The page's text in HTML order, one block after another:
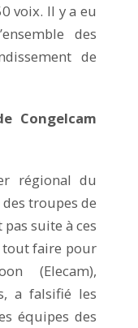
voix. Il y a eu
des
de
Congelcam
régional du
troupes de
pas suite à ces
tout faire pour
(Elecam),
a falsifié les
équipes des